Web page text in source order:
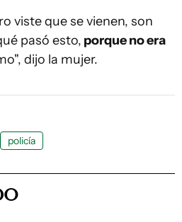
viste que se vienen, son
pasó esto, porque no era
dijo la mujer.
policía